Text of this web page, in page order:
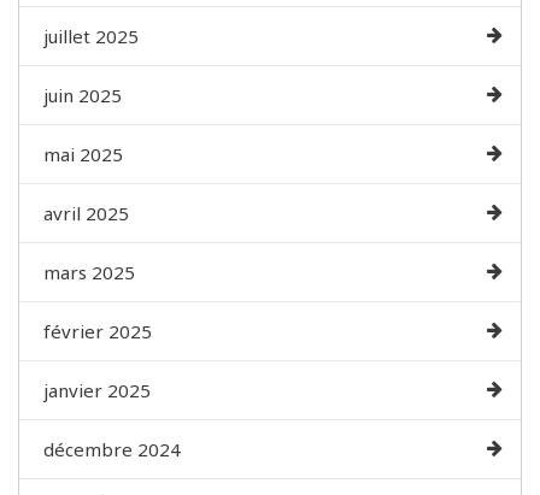
juillet 2025
juin 2025
mai 2025
avril 2025
mars 2025
février 2025
janvier 2025
décembre 2024